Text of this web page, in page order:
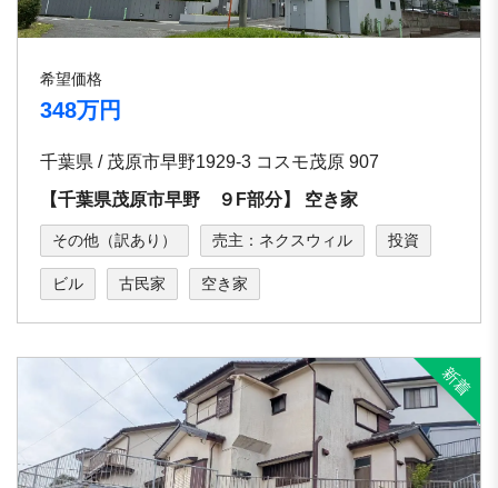
希望価格
348万円
千葉県 / 茂原市早野1929-3 コスモ茂原 907
【千葉県茂原市早野 ９F部分】 空き家
その他（訳あり） 売主：ネクスウィル 投資
ビル 古民家 空き家